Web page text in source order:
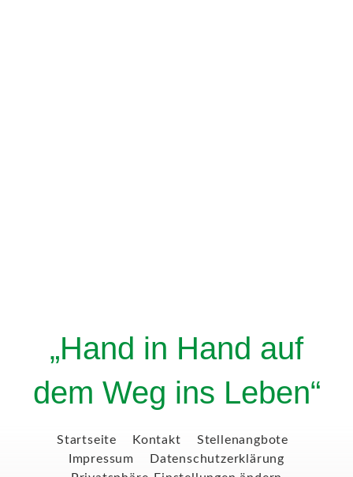
„Hand in Hand auf
dem Weg ins Leben“
Startseite Kontakt
Stellenangbote
Impressum
Datenschutzerklärung